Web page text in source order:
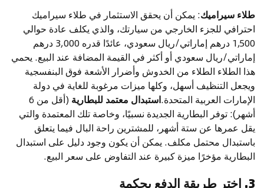
طلاء سيراميك: يمكن أن يحقق الاستثمار في طلاء سيراميك
احترافي للجزء الخارجي من سيارتك، والذي يكلف عادة حوالي
1,500 درهم إماراتي/ريال سعودي، عائدًا قدره 3,000 درهم
إماراتي/ريال سعودي أو أكثر في القيمة المضافة عند البيع. يحمي
هذا الطلاء الطلاء من الخدوش وأضرار الأشعة فوق البنفسجية
ويجعل التنظيف أسهل، وكلها ميزات مرغوبة للغاية في دولة
الإمارات العربية المتحدة.استبدال معتمد للبطارية
(أقل من 6
أشهر): توفر البطارية الجديدة نسبيًا، وخاصة تلك المعتمدة والتي
يقل عمرها عن ستة أشهر، للمشترين راحة البال فيما يتعلق
باستبدال محتمل مكلف. يمكن أن يكون وجود دليل على استبدال
البطارية مؤخرًا ميزة كبيرة عند التفاوض على سعر البيع.
3. اختر طريقة الدفع بحكمة